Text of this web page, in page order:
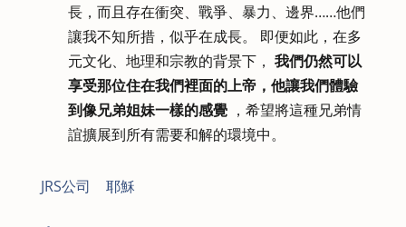
長，而且存在衝突、戰爭、暴力、邊界……他們
讓我不知所措，似乎在成長。 即便如此，在多
元文化、地理和宗教的背景下， 我們仍然可以
享受那位住在我們裡面的上帝，他讓我們體驗
到像兄弟姐妹一樣的感覺，希望將這種兄弟情
誼擴展到所有需要和解的環境中。
JRS公司 耶穌